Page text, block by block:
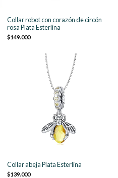
Collar robot con corazón de circón
rosa Plata Esterlina
$149.000
Collar abeja Plata Esterlina
$139.000